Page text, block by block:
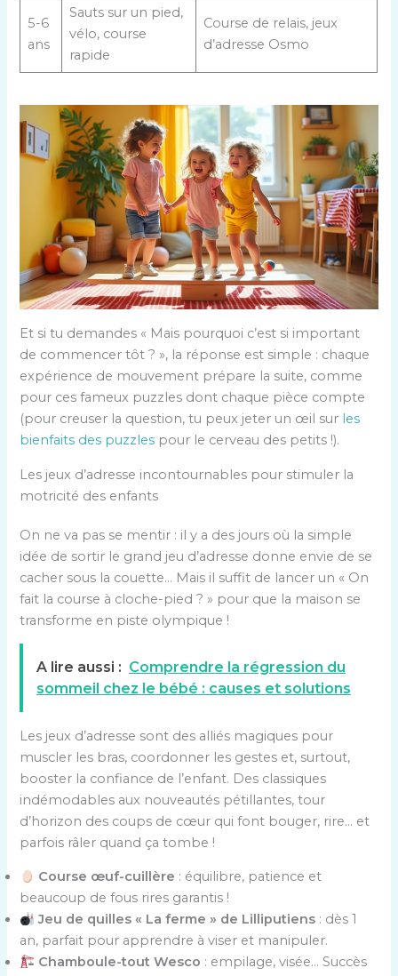
5-6
ans
Sauts sur un pied,
vélo, course
rapide
Course de relais, jeux
d’adresse Osmo
Et si tu demandes « Mais pourquoi c’est si important
de commencer tôt ? », la réponse est simple : chaque
expérience de mouvement prépare la suite, comme
pour ces fameux puzzles dont chaque pièce compte
(pour creuser la question, tu peux jeter un œil sur les
bienfaits des puzzles pour le cerveau des petits !).
Les jeux d’adresse incontournables pour stimuler la
motricité des enfants
On ne va pas se mentir : il y a des jours où la simple
idée de sortir le grand jeu d’adresse donne envie de se
cacher sous la couette… Mais il suffit de lancer un « On
fait la course à cloche-pied ? » pour que la maison se
transforme en piste olympique !
A lire aussi : Comprendre la régression du
sommeil chez le bébé : causes et solutions
Les jeux d’adresse sont des alliés magiques pour
muscler les bras, coordonner les gestes et, surtout,
booster la confiance de l’enfant. Des classiques
indémodables aux nouveautés pétillantes, tour
d’horizon des coups de cœur qui font bouger, rire… et
parfois râler quand ça tombe !
Course œuf-cuillère : équilibre, patience et
beaucoup de fous rires garantis !
Jeu de quilles « La ferme » de Lilliputiens : dès 1
an, parfait pour apprendre à viser et manipuler.
Chamboule-tout Wesco : empilage, visée… Succès